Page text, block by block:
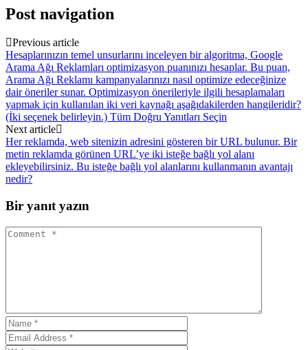
Post navigation
Previous article
Hesaplarınızın temel unsurlarını inceleyen bir algoritma, Google
Arama Ağı Reklamları optimizasyon puanınızı hesaplar. Bu puan,
Arama Ağı Reklamı kampanyalarınızı nasıl optimize edeceğinize
dair öneriler sunar. Optimizasyon önerileriyle ilgili hesaplamaları
yapmak için kullanılan iki veri kaynağı aşağıdakilerden hangileridir?
(İki seçenek belirleyin.) Tüm Doğru Yanıtları Seçin
Next article
Her reklamda, web sitenizin adresini gösteren bir URL bulunur. Bir
metin reklamda görünen URL’ye iki isteğe bağlı yol alanı
ekleyebilirsiniz. Bu isteğe bağlı yol alanlarını kullanmanın avantajı
nedir?
Bir yanıt yazın